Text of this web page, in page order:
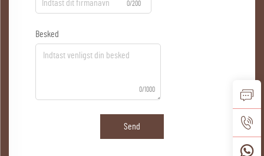
0/200
Besked
0/1000
Send